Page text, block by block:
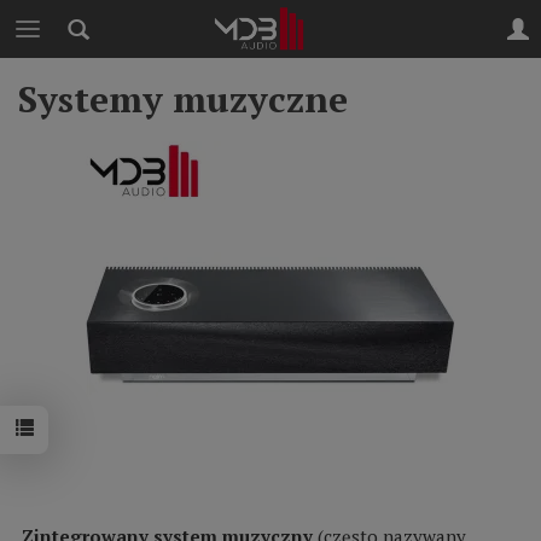
Systemy muzyczne
Zintegrowany system muzyczny (często nazywany